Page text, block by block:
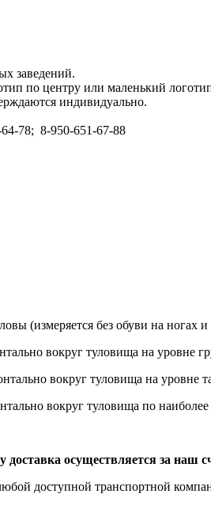
заведений.
по центру или маленький
индивидуально.
64-78; 8-950-651-67-88
(измеряется без обуви на
вокруг туловища на
вокруг туловища на уровне
вокруг туловища по
осуществляется за наш
доступной транспортной